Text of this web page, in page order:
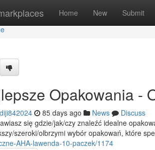
Home New Submit
Opakowania -
85 days ago News
Discuss
się gdzie/jak/czy znaleźć idealne
szeroki/olbrzymi wybór opakowań, które
AHA-lawenda-10-paczek/1174